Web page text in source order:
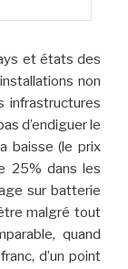
et états des
non
infrastructures
d’endiguer le
baisse (le prix
25% dans les
sur batterie
malgré tout
quand
d’un point